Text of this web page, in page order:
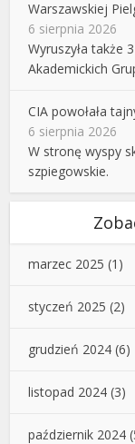
Warszawskiej
6 sierpnia 2026
Wyruszyła także
Akademickich
CIA powołała
6 sierpnia 2026
W stronę wyspy
szpiegowskie.
marzec 2025 (1)
styczeń 2025 (2)
grudzień 2024 (6)
listopad 2024 (3)
październik 2024